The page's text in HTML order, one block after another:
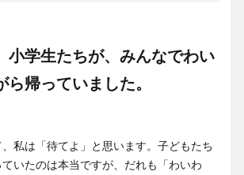
小学生たちが、みんなでわい
帰っていました。
私は「待てよ」と思います。子どもたち
いたのは本当ですが、だれも「わいわ